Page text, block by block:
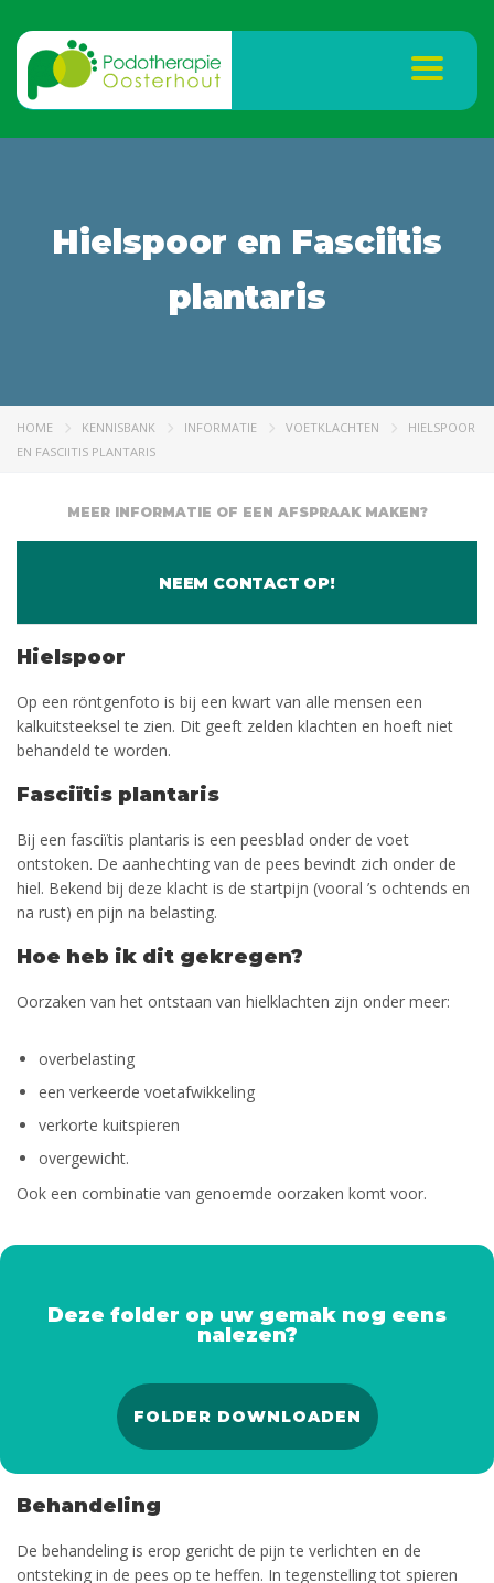
Toggle
Hielspoor en Fasciitis
plantaris
HOME KENNISBANK INFORMATIE VOETKLACHTEN
HIELSPOOR
EN FASCIITIS PLANTARIS
MEER INFORMATIE OF EEN AFSPRAAK MAKEN?
NEEM CONTACT OP!
Hielspoor
Op een röntgenfoto is bij een kwart van alle mensen een
kalkuitsteeksel te zien. Dit geeft zelden klachten en hoeft niet
behandeld te worden.
Fasciïtis plantaris
Bij een fasciïtis plantaris is een peesblad onder de voet
ontstoken. De aanhechting van de pees bevindt zich onder de
hiel. Bekend bij deze klacht is de startpijn (vooral ’s ochtends en
na rust) en pijn na belasting.
Hoe heb ik dit gekregen?
Oorzaken van het ontstaan van hielklachten zijn onder meer:
overbelasting
een verkeerde voetafwikkeling
verkorte kuitspieren
overgewicht.
Ook een combinatie van genoemde oorzaken komt voor.
Deze folder op uw gemak nog eens
nalezen?
FOLDER DOWNLOADEN
Behandeling
De behandeling is erop gericht de pijn te verlichten en de
ontsteking in de pees op te heffen. In tegenstelling tot spieren